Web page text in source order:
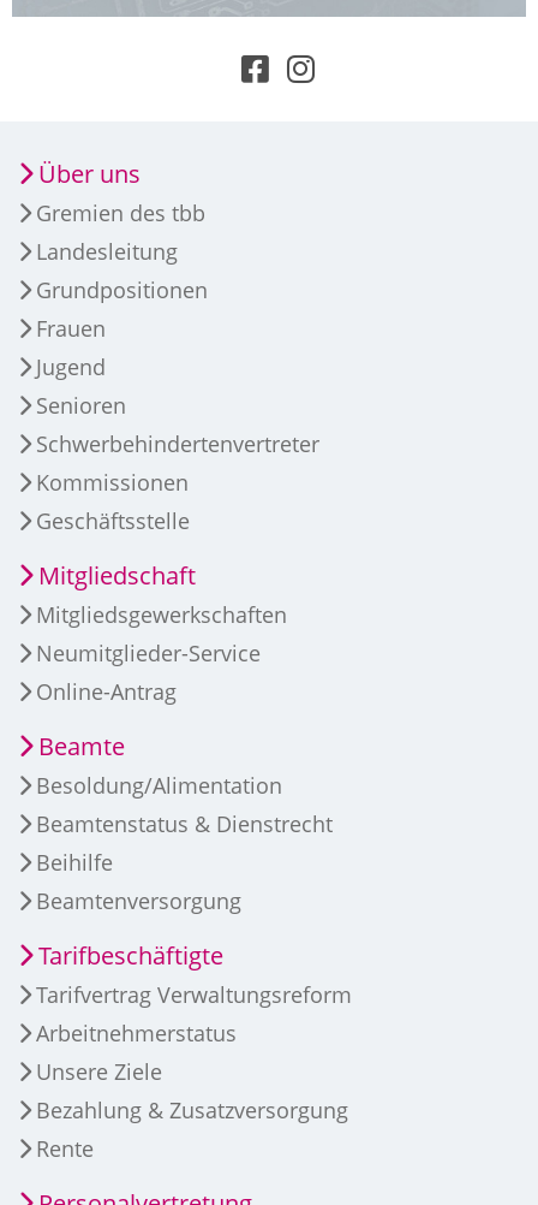
Über uns
Gremien des tbb
Landesleitung
Grundpositionen
Frauen
Jugend
Senioren
Schwerbehindertenvertreter
Kommissionen
Geschäftsstelle
Mitgliedschaft
Mitgliedsgewerkschaften
Neumitglieder-Service
Online-Antrag
Beamte
Besoldung/Alimentation
Beamtenstatus & Dienstrecht
Beihilfe
Beamtenversorgung
Tarifbeschäftigte
Tarifvertrag Verwaltungsreform
Arbeitnehmerstatus
Unsere Ziele
Bezahlung & Zusatzversorgung
Rente